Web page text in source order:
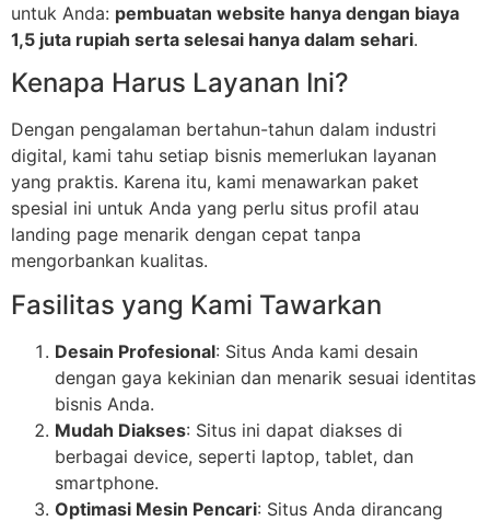
untuk Anda: pembuatan website hanya dengan biaya
1,5 juta rupiah serta selesai hanya dalam sehari.
Kenapa Harus Layanan Ini?
Dengan pengalaman bertahun-tahun dalam industri
digital, kami tahu setiap bisnis memerlukan layanan
yang praktis. Karena itu, kami menawarkan paket
spesial ini untuk Anda yang perlu situs profil atau
landing page menarik dengan cepat tanpa
mengorbankan kualitas.
Fasilitas yang Kami Tawarkan
Desain Profesional: Situs Anda kami desain
dengan gaya kekinian dan menarik sesuai identitas
bisnis Anda.
Mudah Diakses: Situs ini dapat diakses di
berbagai device, seperti laptop, tablet, dan
smartphone.
Optimasi Mesin Pencari: Situs Anda dirancang